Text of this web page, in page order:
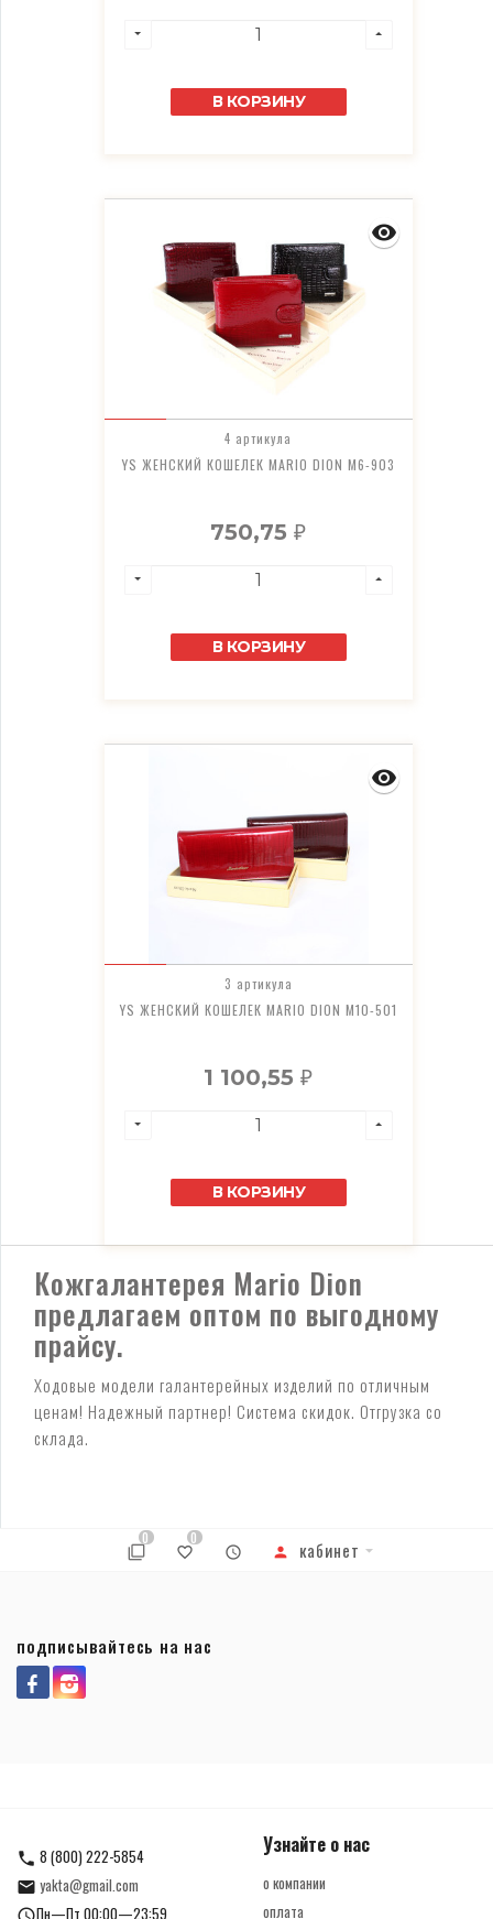
В КОРЗИНУ
4 артикула
YS ЖЕНСКИЙ КОШЕЛЕК MARIO DION M6-903
750,75₽
В КОРЗИНУ
3 артикула
YS ЖЕНСКИЙ КОШЕЛЕК MARIO DION М10-501
1 100,55₽
В КОРЗИНУ
Кожгалантерея Mario Dion
предлагаем оптом по выгодному
прайсу.
Ходовые модели галантерейных изделий по отличным
ценам! Надежный партнер! Система скидок. Отгрузка со
склада.
0 0 кабинет
подписывайтесь на нас
8 (800) 222-5854
yakta@gmail.com
Пн—Пт 00:00—23:59
Узнайте о нас
о компании
оплата